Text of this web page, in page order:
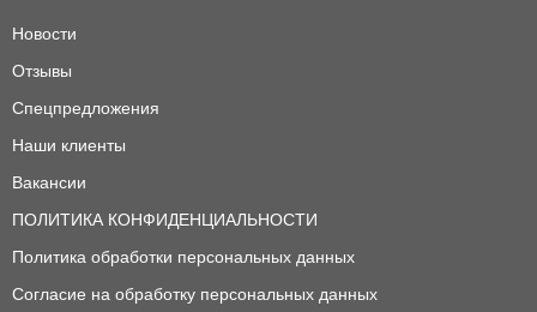
Новости
Отзывы
Спецпредложения
Наши клиенты
Вакансии
ПОЛИТИКА КОНФИДЕНЦИАЛЬНОСТИ
Политика обработки персональных данных
Согласие на обработку персональных данных